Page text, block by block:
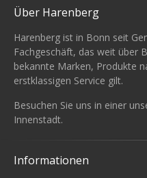
Über Harenberg
Harenberg ist in Bonn seit
Fachgeschäft, das weit über
bekannte Marken, Produkte
erstklassigen Service gilt.
Besuchen Sie uns in einer
Innenstadt.
Informationen